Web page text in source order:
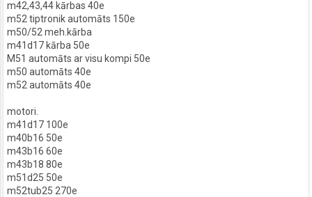
m42,43,44 kārbas 40e
m52 tiptronik automāts 150e
m50/52 meh.kārba
m41d17 kārba 50e
M51 automāts ar visu kompi 50e
m50 automāts 40e
m52 automāts 40e
motori.
m41d17 100e
m40b16 50e
m43b16 60e
m43b18 80e
m51d25 50e
m52tub25 270e